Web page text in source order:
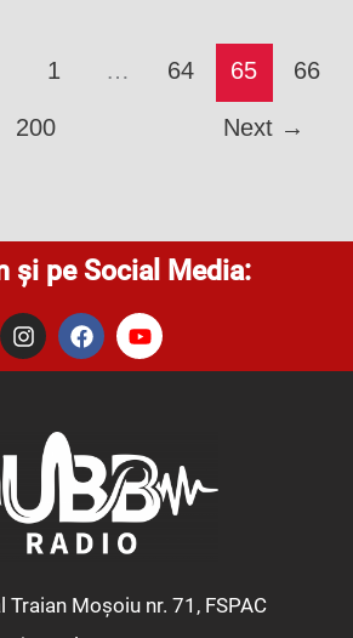
1 … 64 65 66
200 Next →
și pe Social Media:
I
n
s
m
F
a
c
o
k
Y
o
u
e
Traian Moșoiu nr. 71, FSPAC